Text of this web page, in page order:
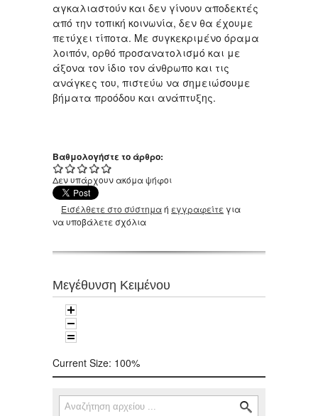
αγκαλιαστούν και δεν γίνουν αποδεκτές
από την τοπική κοινωνία, δεν θα έχουμε
πετύχει τίποτα. Με συγκεκριμένο όραμα
λοιπόν, ορθό προσανατολισμό και με
άξονα τον ίδιο τον άνθρωπο και τις
ανάγκες του, πιστεύω να σημειώσουμε
βήματα προόδου και ανάπτυξης.
Βαθμολογήστε το άρθρο:
Δεν υπάρχουν ακόμα ψήφοι
Εισέλθετε στο σύστημαή εγγραφείτε για
να υποβάλετε σχόλια
Μεγέθυνση Κειμένου
Current Size: 100%
Φόρμα αναζήτησης
Αναζήτηση